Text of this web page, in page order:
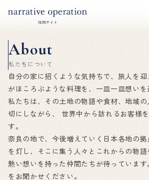
About
私たちについて
自分の家に招くような気持ちで、旅人を迎
がほころぶような料理を、一皿一皿想いを
私たちは、その土地の物語や食材、地域
切にしながら、
世界中から訪れるお客様
す。
奈良の地で、今後増えていく日本各地の拠
を灯し、そこに集う人々とこれからの物語
熱い想いを持った仲間たちが待っています。
をお聞かせください。